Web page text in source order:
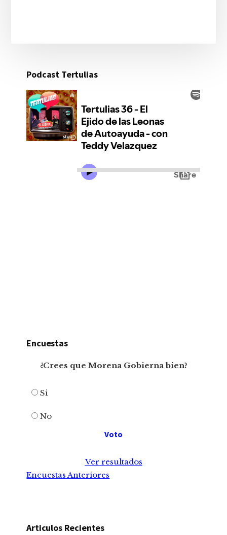
Podcast Tertulias
Encuestas
¿Crees que Morena Gobierna bien?
Si
No
Ver resultados
Encuestas Anteriores
Articulos Recientes